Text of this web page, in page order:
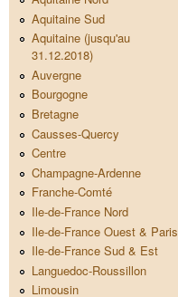
Aquitaine Sud
Aquitaine (jusqu'au
31.12.2018)
Auvergne
Bourgogne
Bretagne
Causses-Quercy
Centre
Champagne-Ardenne
Franche-Comté
Ile-de-France Nord
Ile-de-France Ouest & Paris
Ile-de-France Sud & Est
Languedoc-Roussillon
Limousin